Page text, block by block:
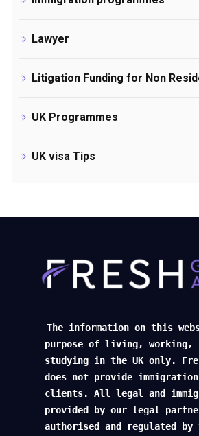
Lawyer
Litigation Funding for Non
UK Programmes
UK visa Tips
The information on this
purpose of living, working,
studying in the UK only.
does not provide
clients. All legal and
provided by our legal
authorised and regulated